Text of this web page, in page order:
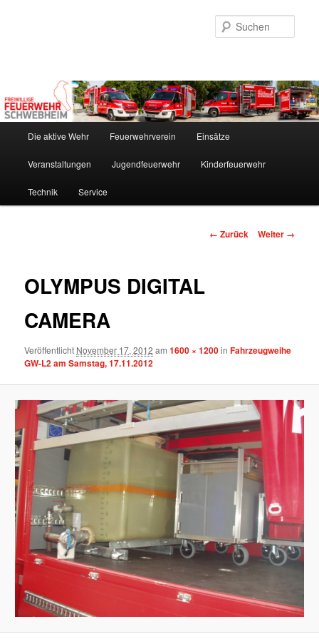
Die aktive Wehr Feuerwehrverein Einsätze
Veranstaltungen Jugendfeuerwehr Kinderfeuerwehr
Technik Service
Bilder-
← Zurück Weiter →
OLYMPUS DIGITAL
CAMERA
Veröffentlicht November 17, 2012 am1600 × 1200inFahrzeugweihe
GW-L2 am Samstag, 17.11.2012